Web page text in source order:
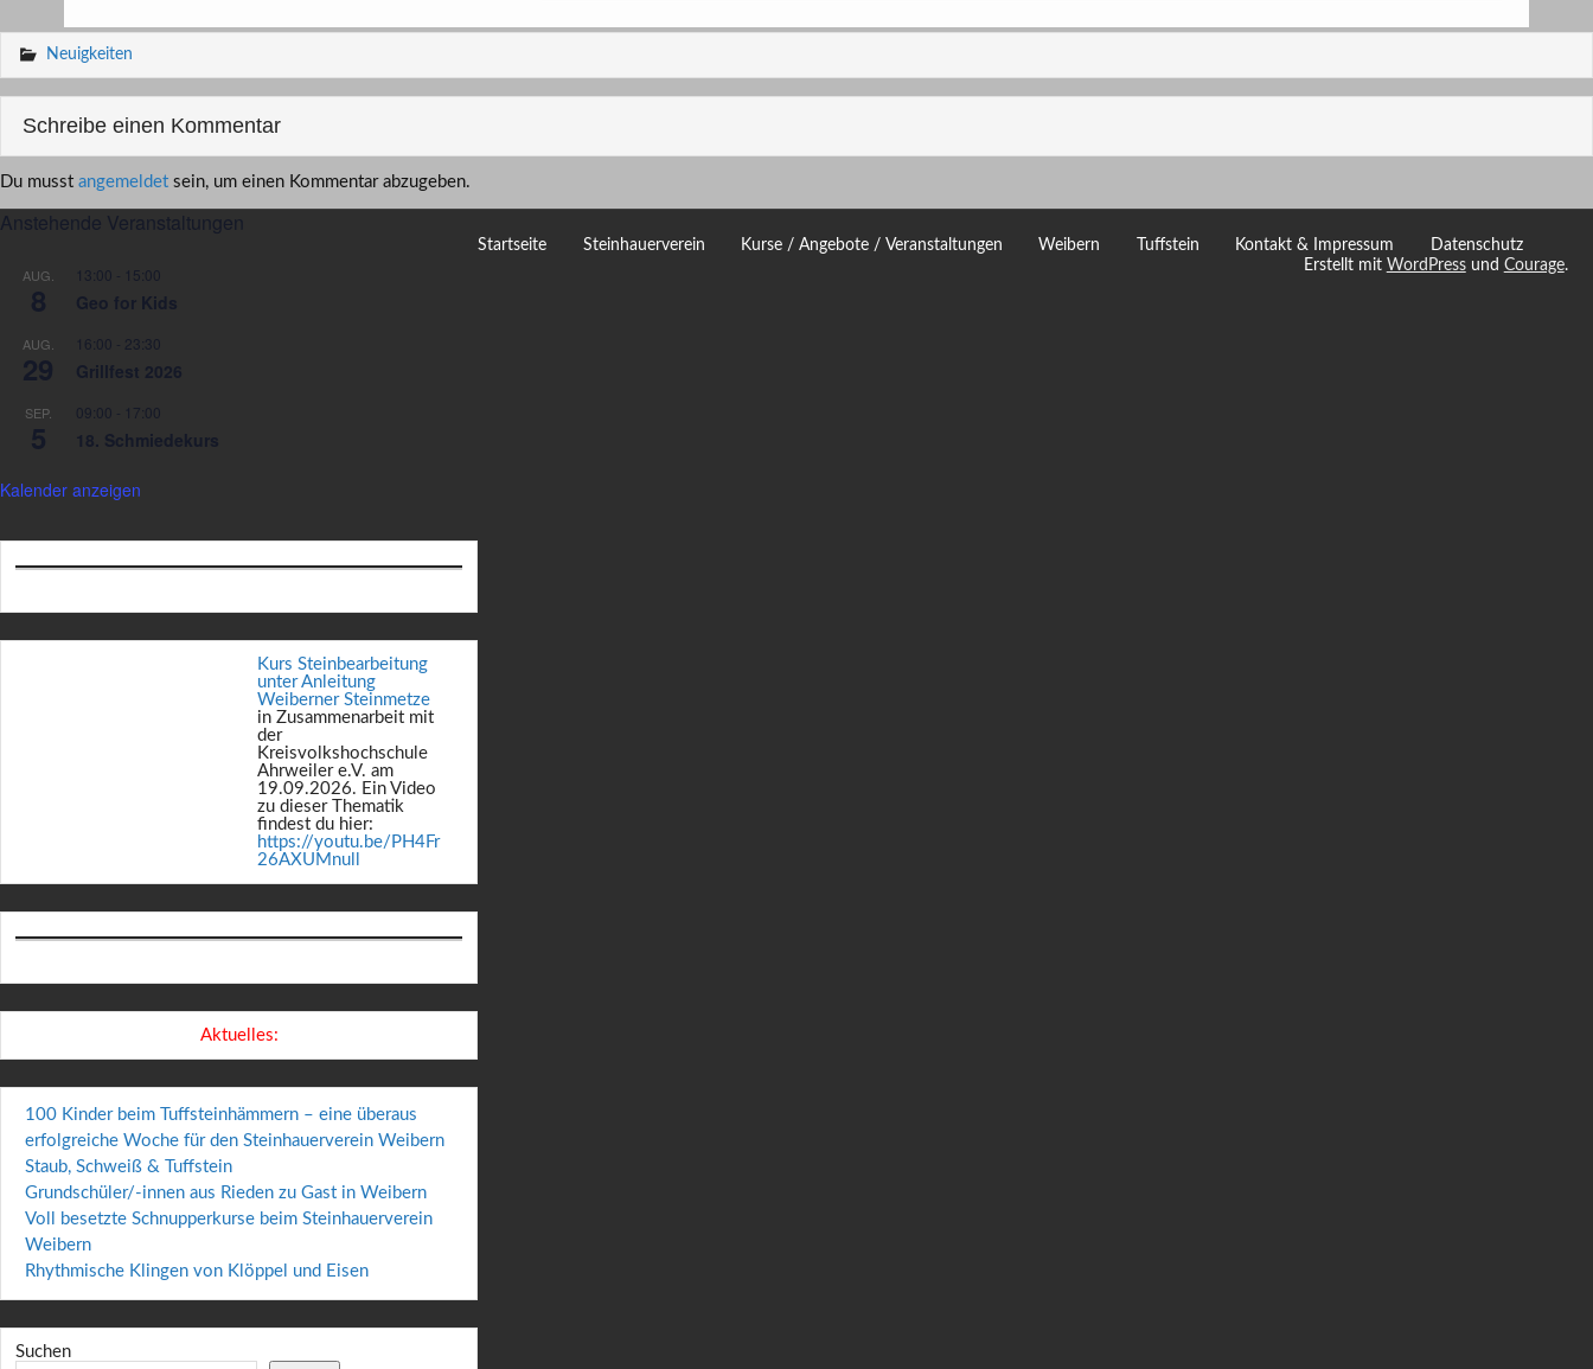
Neuigkeiten
Schreibe einen Kommentar
Du musst angemeldet sein, um einen Kommentar abzugeben.
Anstehende Veranstaltungen
AUG.
8
13:00 15:00
Geo for Kids
AUG.
29
16:00 23:30
Grillfest 2026
SEP.
5
09:00 17:00
18. Schmiedekurs
Kalender anzeigen
Kurs Steinbearbeitung
unter Anleitung
Weiberner Steinmetze
in Zusammenarbeit mit
der
Kreisvolkshochschule
Ahrweiler e.V. am
19.09.2026. Ein Video
zu dieser Thematik
findest du hier:
https://youtu.be/PH4Fr
26AXUMnull
Aktuelles:
100 Kinder beim Tuffsteinhämmern – eine überaus
erfolgreiche Woche für den Steinhauerverein Weibern
Staub, Schweiß & Tuffstein
Grundschüler/-innen aus Rieden zu Gast in Weibern
Voll besetzte Schnupperkurse beim Steinhauerverein
Weibern
Rhythmische Klingen von Klöppel und Eisen
Suchen
Startseite Steinhauerverein Kurse / Angebote / Veranstaltungen Weibern Tuffstein Kontakt & Impressum
Datenschutz
Erstellt mit WordPressund Courage.